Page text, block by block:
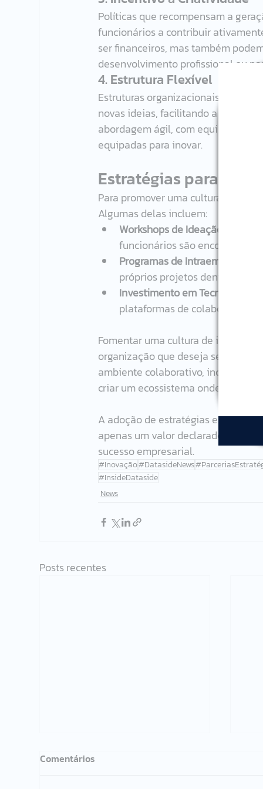
Políticas que recompensam a
funcionários a contribuir
ser financeiros, mas também
desenvolvimento profissional ou
4. Estrutura Flexível
Estruturas organizacionais
novas ideias, facilitando a
abordagem ágil, com equipes
equipadas para inovar.
Estratégias para
Para promover uma cultura de
Algumas delas incluem:
Workshops de Ideação:
funcionários são encorajados
Programas de
próprios projetos dentro da
Investimento em Tecnologia:
plataformas de colaboração e
Fomentar uma cultura de
organização que deseja se
ambiente colaborativo, incentivo
criar um ecossistema onde a
A adoção de estratégias
apenas um valor declarado, mas
sucesso empresarial.
#Inovação#DatasideNews
#InsideDataside
News
Posts recentes
Comentários